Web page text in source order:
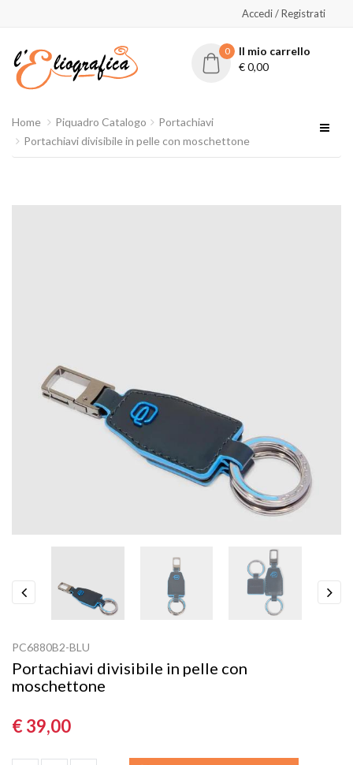
Accedi / Registrati
0
Il mio carrello
€0,00
Home Piquadro Catalogo
Portachiavi
Portachiavi divisibile in pelle con moschettone
PC6880B2-BLU
Portachiavi divisibile in pelle con
moschettone
€ 39,00